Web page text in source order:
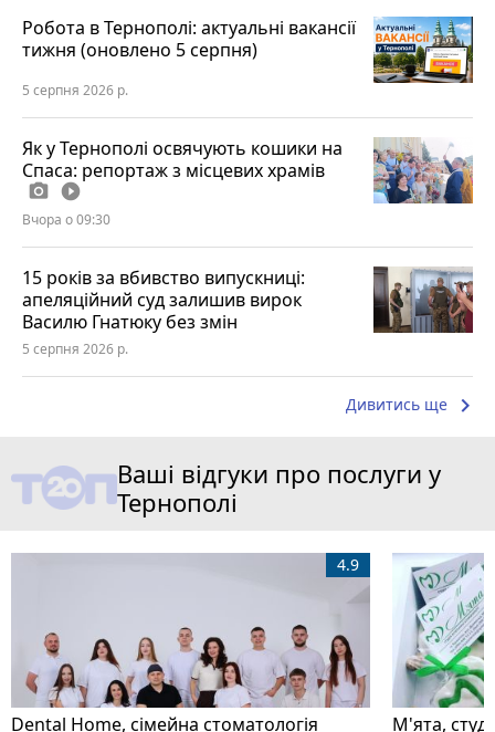
Робота в Тернополі: актуальні вакансії
тижня (оновлено 5 серпня)
5 серпня 2026 р.
Як у Тернополі освячують кошики на
Спаса: репортаж з місцевих храмів
photo_camera play_circle_filled
Вчора о 09:30
15 років за вбивство випускниці:
апеляційний суд залишив вирок
Василю Гнатюку без змін
5 серпня 2026 р.
Дивитись ще keyboard_arrow_right
Ваші відгуки про послуги у
Тернополі
Dental Home, сімейна стоматологія
4.9
М'ята,